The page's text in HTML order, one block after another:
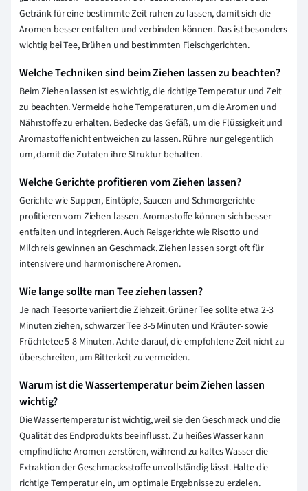
Getränk für eine bestimmte Zeit ruhen zu lassen, damit sich die
Aromen besser entfalten und verbinden können. Das ist besonders
wichtig bei Tee, Brühen und bestimmten Fleischgerichten.
Welche Techniken sind beim Ziehen lassen zu beachten?
Beim Ziehen lassen ist es wichtig, die richtige Temperatur und Zeit
zu beachten. Vermeide hohe Temperaturen, um die Aromen und
Nährstoffe zu erhalten. Bedecke das Gefäß, um die Flüssigkeit und
Aromastoffe nicht entweichen zu lassen. Rühre nur gelegentlich
um, damit die Zutaten ihre Struktur behalten.
Welche Gerichte profitieren vom Ziehen lassen?
Gerichte wie Suppen, Eintöpfe, Saucen und Schmorgerichte
profitieren vom Ziehen lassen. Aromastoffe können sich besser
entfalten und integrieren. Auch Reisgerichte wie Risotto und
Milchreis gewinnen an Geschmack. Ziehen lassen sorgt oft für
intensivere und harmonischere Aromen.
Wie lange sollte man Tee ziehen lassen?
Je nach Teesorte variiert die Ziehzeit. Grüner Tee sollte etwa 2-3
Minuten ziehen, schwarzer Tee 3-5 Minuten und Kräuter- sowie
Früchtetee 5-8 Minuten. Achte darauf, die empfohlene Zeit nicht zu
überschreiten, um Bitterkeit zu vermeiden.
Warum ist die Wassertemperatur beim Ziehen lassen
wichtig?
Die Wassertemperatur ist wichtig, weil sie den Geschmack und die
Qualität des Endprodukts beeinflusst. Zu heißes Wasser kann
empfindliche Aromen zerstören, während zu kaltes Wasser die
Extraktion der Geschmacksstoffe unvollständig lässt. Halte die
richtige Temperatur ein, um optimale Ergebnisse zu erzielen.